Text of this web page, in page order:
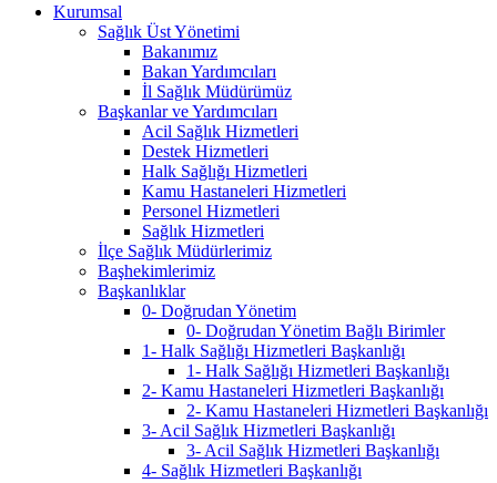
Kurumsal
Sağlık Üst Yönetimi
Bakanımız
Bakan Yardımcıları
İl Sağlık Müdürümüz
Başkanlar ve Yardımcıları
Acil Sağlık Hizmetleri
Destek Hizmetleri
Halk Sağlığı Hizmetleri
Kamu Hastaneleri Hizmetleri
Personel Hizmetleri
Sağlık Hizmetleri
İlçe Sağlık Müdürlerimiz
Başhekimlerimiz
Başkanlıklar
0- Doğrudan Yönetim
0- Doğrudan Yönetim Bağlı Birimler
1- Halk Sağlığı Hizmetleri Başkanlığı
1- Halk Sağlığı Hizmetleri Başkanlığı
2- Kamu Hastaneleri Hizmetleri Başkanlığı
2- Kamu Hastaneleri Hizmetleri Başkanlığı
3- Acil Sağlık Hizmetleri Başkanlığı
3- Acil Sağlık Hizmetleri Başkanlığı
4- Sağlık Hizmetleri Başkanlığı